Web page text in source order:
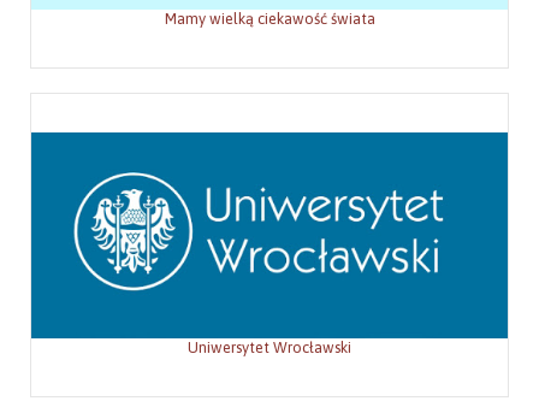
Mamy wielką ciekawość świata
Uniwersytet Wrocławski